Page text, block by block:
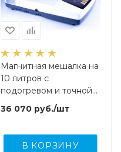
Магнитная мешалка на
10 литров с
подогревом и точной
температуры, 180х180
36 070руб./шт
В КОРЗИНУ